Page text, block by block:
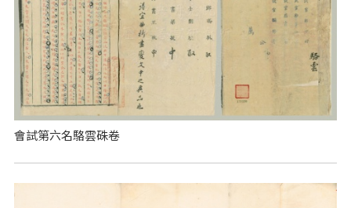
會試第六名駱雲硃卷